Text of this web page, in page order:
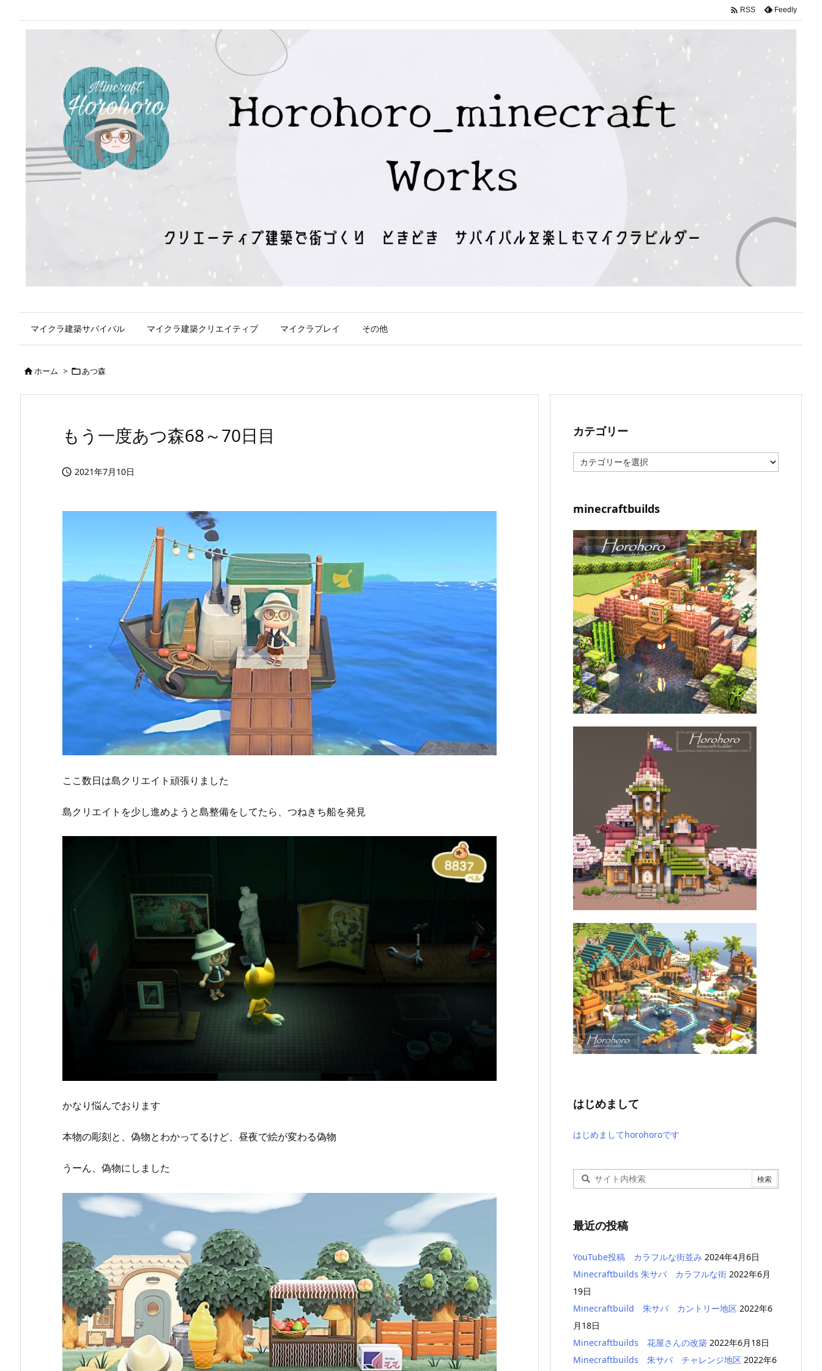
マイクラ建築サバイバル マイクラ建築クリエイティブ マイクラプレイ その他
 RSS Feedly
ホーム > あつ森
もう一度あつ森68～70日目
 2021年7月10日
ここ数日は島クリエイト頑張りました
島クリエイトを少し進めようと島整備をしてたら、つねきち船を発見
かなり悩んでおります
本物の彫刻と、偽物とわかってるけど、昼夜で絵が変わる偽物
うーん、偽物にしました
カテゴリー
カ
テ
ー
minecraftbuilds
はじめまして
はじめましてhorohoroです
最近の投稿
YouTube投稿 カラフルな街並み 2024年4月6日
Minecraftbuilds 朱サバ カラフルな街 2022年6月
19日
Minecraftbuild 朱サバ カントリー地区 2022年6
月18日
Minecraftbuilds 花屋さんの改築 2022年6月18日
Minecraftbuilds 朱サバ チャレンジ地区 2022年6